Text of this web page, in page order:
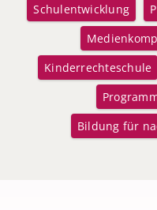
Schulentwicklung
Kinderrechteschule
Bildung für